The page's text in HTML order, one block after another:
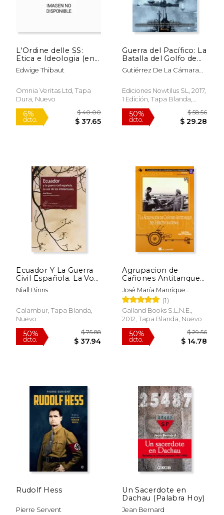
15% $ 18.99 50%
28%
dcto.
$ 16.00
Rápido
15%
dcto.
L'Ordine delle SS:
Etica e Ideologia (en
Italiano)
Edwige Thibaut
Omnia Veritas Ltd, Tapa
Dura, Nuevo
Guerra del Pacífico: La
Batalla del Golfo de
Leyte
Gutiérrez De La Cámara
Ediciones Nowtilus SL, 2017,
1 Edición, Tapa Blanda,
Nuevo
Ecuador Y La Guerra
Civil Española. La Voz
De Los Intelectuales
(Hispanoamérica y la
Niall Binns
Calambur, Tapa Blanda,
Nuevo
Agrupacion de
Cañones Antitanque
del Ejercito
José María Manrique
García,Luis Moya Pimentel
(1)
Galland Books S.L.N.E.,
2012, Tapa Blanda, Nuevo
Rudolf Hess
Pierre Servent
Un Sacerdote en
Dachau (Palabra Hoy)
Jean Bernard